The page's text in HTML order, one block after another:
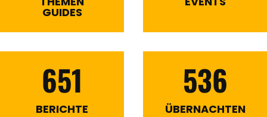
GUIDES
651
BERICHTE
536
ÜBERNACHTEN